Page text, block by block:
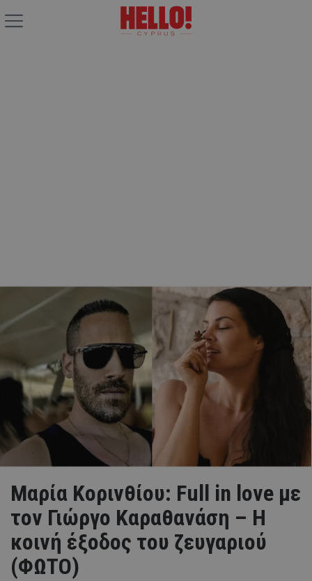
Μαρία Κορινθίου: Full in love με
τον Γιώργο Καραθανάση – Η
κοινή έξοδος του ζευγαριού
(ΦΩΤΟ)